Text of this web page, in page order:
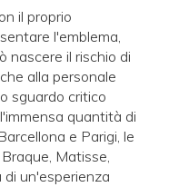
il proprio
l'emblema,
nascere il rischio di
alla personale
sguardo critico
quantità di
e Parigi, le
Matisse,
un'esperienza